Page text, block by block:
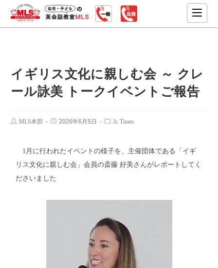
イギリス文化に親しむ会 ～ クレ
ール詠美 トークイベントご報告
MLS本部 2026年6月5日 Jr. Times
1月に行われたイベントの様子を、主催団体である「イギ
リス文化に親しむ会」会員の斎藤 好美さんがレポートしてく
ださいました